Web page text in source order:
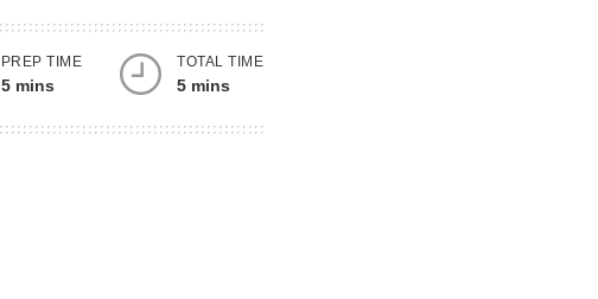
PREP TIME
5 mins
TOTAL TIME
5 mins